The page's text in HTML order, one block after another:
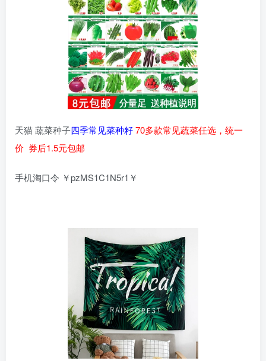
天猫 蔬菜种子四季常见菜种籽70多款常见蔬菜任选，统一
价 券后1.5元包邮
手机淘口令 ￥pzMS1C1N5r1￥